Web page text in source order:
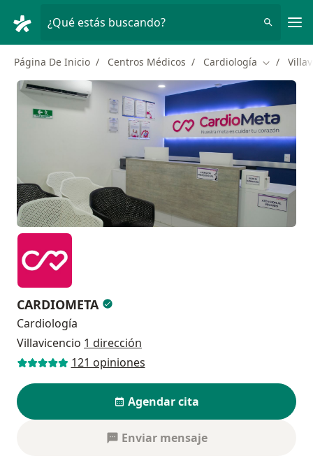
¿Qué estás buscando?
Página De Inicio Centros Médicos Cardiología Cambiar
CARDIOMETA
Cardiología
Villavicencio 1 dirección
121 opiniones
Agendar cita
Enviar mensaje